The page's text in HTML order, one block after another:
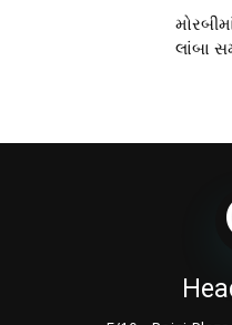
લાંબા